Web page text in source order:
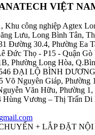
VIỆT
Khu công nghiệp Agtex
Lưu, Long Bình Tân,
Đường 30.4, Phường Ea
Đức Thọ - P15 - Quận
Phường Long Hòa,
ĐẠI LỘ BÌNH
Võ Nguyên Giáp, Phường
Văn Hữu, Phường
Hùng Vương – Thị Trấn
+ LẮP ĐẶT